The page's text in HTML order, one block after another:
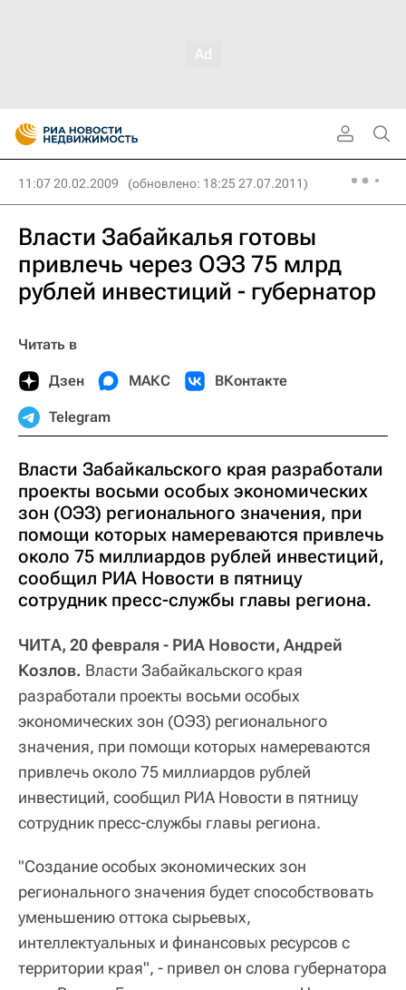
11:07 20.02.2009 (обновлено: 18:25 27.07.2011)
Власти Забайкалья готовы
привлечь через ОЭЗ 75 млрд
рублей инвестиций - губернатор
Читать в
Дзен МАКС ВКонтакте
Telegram
Власти Забайкальского края разработали
проекты восьми особых экономических
зон (ОЭЗ) регионального значения, при
помощи которых намереваются привлечь
около 75 миллиардов рублей инвестиций,
сообщил РИА Новости в пятницу
сотрудник пресс-службы главы региона.
ЧИТА, 20 февраля - РИА Новости, Андрей
Козлов. Власти Забайкальского края
разработали проекты восьми особых
экономических зон (ОЭЗ) регионального
значения, при помощи которых намереваются
привлечь около 75 миллиардов рублей
инвестиций, сообщил РИА Новости в пятницу
сотрудник пресс-службы главы региона.
"Создание особых экономических зон
регионального значения будет способствовать
уменьшению оттока сырьевых,
интеллектуальных и финансовых ресурсов с
территории края", - привел он слова губернатора